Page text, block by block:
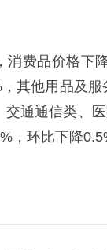
费品价格下
其他用品及
通通信类、
，环比下降